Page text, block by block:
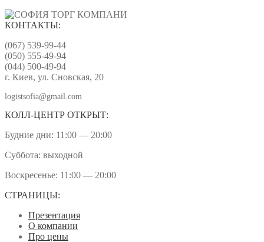
КОНТАКТЫ:
(067) 539-99-44
(050) 555-49-94
(044) 500-49-94
г. Киев, ул. Сновская, 20
logistsofia@gmail.com
КОЛЛ-ЦЕНТР ОТКРЫТ:
Будние дни: 11:00 — 20:00
Суббота: выходной
Воскресенье: 11:00 — 20:00
СТРАНИЦЫ:
Презентация
О компании
Про цены